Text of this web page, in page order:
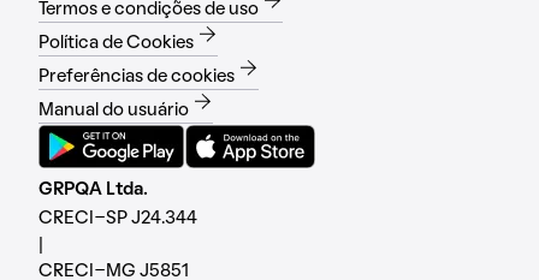
Termos e condições de uso
Política de Cookies
Preferências de cookies
Manual do usuário
GRPQA Ltda.
CRECI-SP J24.344
CRECI-MG J5851